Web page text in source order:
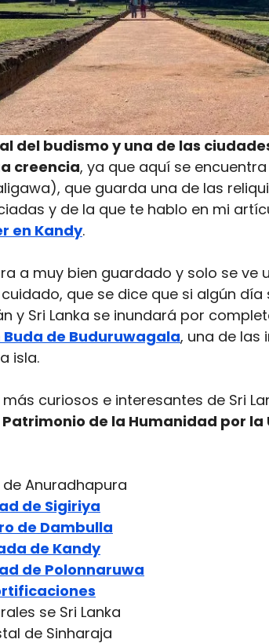
del budismo y una de las
creencia, ya que aquí se
que guarda una de las
y de la que te hablo en mi
en Kandy.
a muy bien guardado y solo se ve
que se dice que si algún
y Sri Lanka se inundará por
de Buduruwagala, una de las
isla.
curiosos e interesantes de Sri
Patrimonio de la Humanidad por la
Anuradhapura
de Sigiriya
de Dambulla
de Kandy
de Polonnaruwa
se Sri Lanka
de Sinharaja